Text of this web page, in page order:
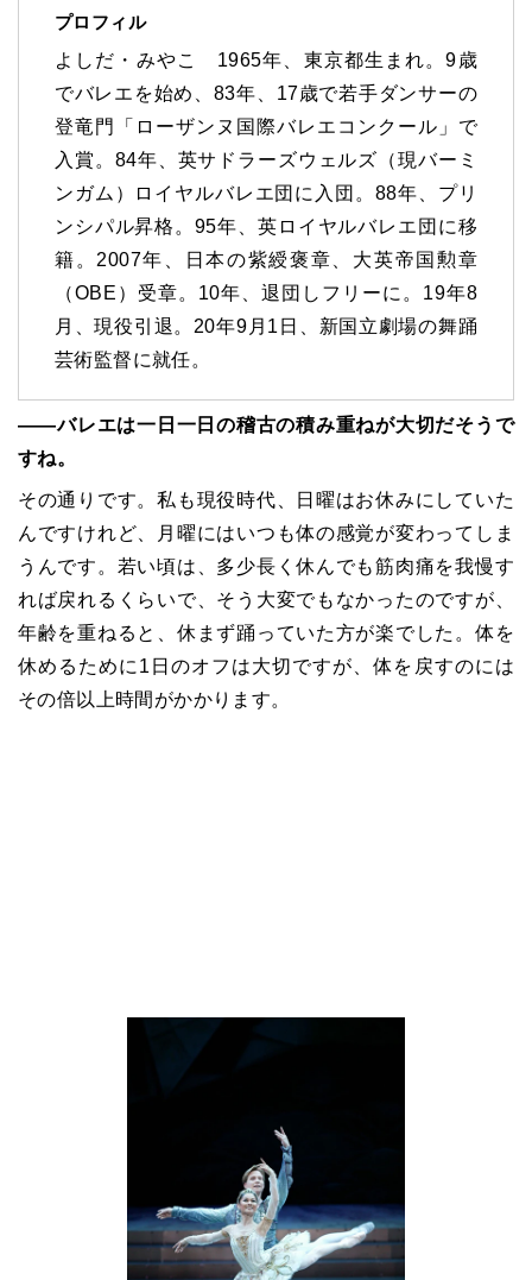
プロフィル
よしだ・みやこ 1965年、東京都生まれ。9歳
でバレエを始め、83年、17歳で若手ダンサーの
登竜門「ローザンヌ国際バレエコンクール」で
入賞。84年、英サドラーズウェルズ（現バーミ
ンガム）ロイヤルバレエ団に入団。88年、プリ
ンシパル昇格。95年、英ロイヤルバレエ団に移
籍。2007年、日本の紫綬褒章、大英帝国勲章
（OBE）受章。10年、退団しフリーに。19年8
月、現役引退。20年9月1日、新国立劇場の舞踊
芸術監督に就任。
――バレエは一日一日の稽古の積み重ねが大切だそうで
すね。
その通りです。私も現役時代、日曜はお休みにしていた
んですけれど、月曜にはいつも体の感覚が変わってしま
うんです。若い頃は、多少長く休んでも筋肉痛を我慢す
れば戻れるくらいで、そう大変でもなかったのですが、
年齢を重ねると、休まず踊っていた方が楽でした。体を
休めるために 1 日のオフは大切ですが、体を戻すのには
その倍以上時間がかかります。